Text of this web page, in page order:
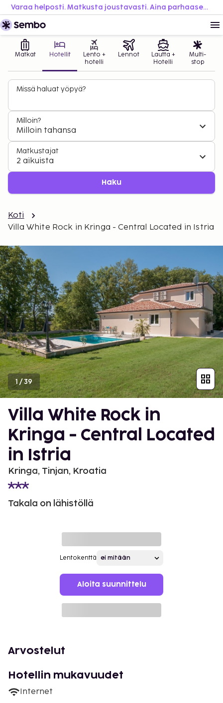
Varaa helposti. Matkusta joustavasti. Aina parhaaseen hintaan.
Matkat Hotellit
Lento +
hotelli
Lennot
Lautta +
Hotelli
Multi-
stop
Missä haluat yöpyä?
Milloin?
Milloin tahansa
Matkustajat
2 aikuista
Haku
Koti
Villa White Rock in Kringa - Central Located in Istria
1 /39
Villa White Rock in
Kringa - Central Located
in Istria
Kringa, Tinjan, Kroatia
Takala on lähistöllä
Lentokenttä
Aloita suunnittelu
Arvostelut
Hotellin mukavuudet
Internet